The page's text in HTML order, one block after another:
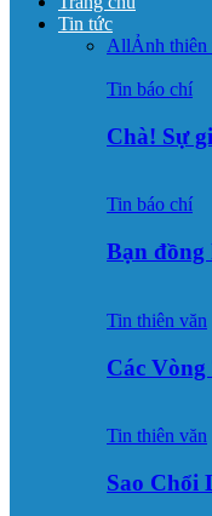
Tin tức
AllẢnh thiên
Tin báo chí
Chà! Sự
Tin báo chí
Bạn
Tin thiên văn
Các
Tin thiên văn
Sao Chổi